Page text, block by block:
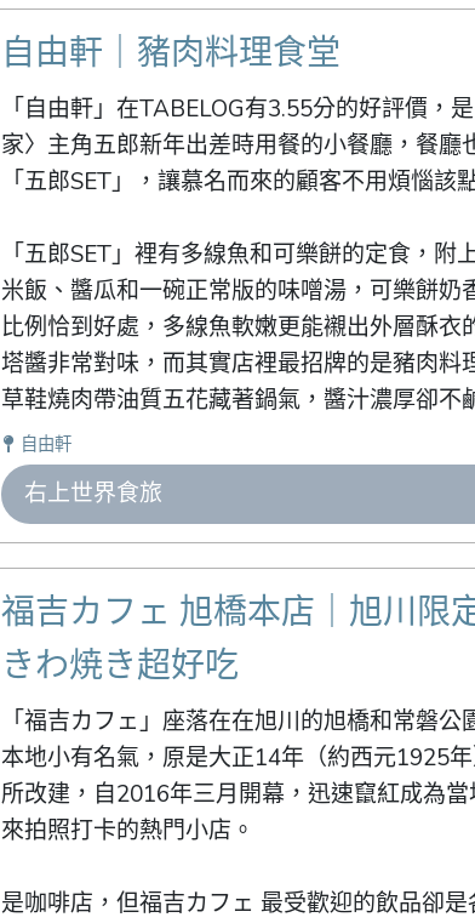
自由軒｜豬肉料理食堂
「自由軒」在TABELOG有3.55分的好評價，
家〉主角五郎新年出差時用餐的小餐廳，餐廳
「五郎SET」，讓慕名而來的顧客不用煩惱該
「五郎SET」裡有多線魚和可樂餅的定食，附
米飯、醬瓜和一碗正常版的味噌湯，可樂餅奶
比例恰到好處，多線魚軟嫩更能襯出外層酥衣
塔醬非常對味，而其實店裡最招牌的是豬肉料
草鞋燒肉帶油質五花藏著鍋氣，醬汁濃厚卻不
自由軒
右上世界食旅
福吉カフェ 旭橋本店｜旭川限
きわ焼き超好吃
「福吉カフェ」座落在在旭川的旭橋和常磐公
本地小有名氣，原是大正14年（約西元1925
所改建，自2016年三月開幕，迅速竄紅成為
來拍照打卡的熱門小店。
是咖啡店，但福吉カフェ 最受歡迎的飲品卻是